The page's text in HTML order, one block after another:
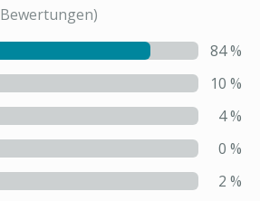
Bewertungen)
84%
10 %
4%
0 %
2 %